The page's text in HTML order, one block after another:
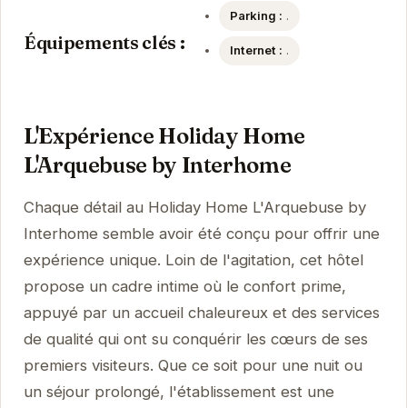
Équipements clés :
Parking : .
Internet : .
L'Expérience Holiday Home
L'Arquebuse by Interhome
Chaque détail au Holiday Home L'Arquebuse by
Interhome semble avoir été conçu pour offrir une
expérience unique. Loin de l'agitation, cet hôtel
propose un cadre intime où le confort prime,
appuyé par un accueil chaleureux et des services
de qualité qui ont su conquérir les cœurs de ses
premiers visiteurs. Que ce soit pour une nuit ou
un séjour prolongé, l'établissement est une